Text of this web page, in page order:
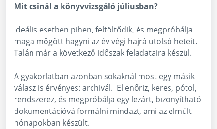
Mit csinál a könyvvizsgáló júliusban?
Ideális esetben pihen, feltöltődik, és megpróbálja
maga mögött hagyni az év végi hajrá utolsó heteit.
Talán már a következő időszak feladataira készül.
A gyakorlatban azonban sokaknál most egy másik
válasz is érvényes: archivál. Ellenőriz, keres, pótol,
rendszerez, és megpróbálja egy lezárt, bizonyítható
dokumentációvá formálni mindazt, ami az elmúlt
hónapokban készült.